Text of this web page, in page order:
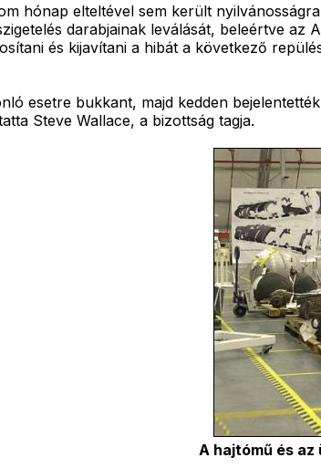
hónap elteltével sem került
darabjainak leválását, beleértve
és kijavítani a hibát a következő
esetre bukkant, majd kedden
Steve Wallace, a bizottság tagja.
A hajtómű és